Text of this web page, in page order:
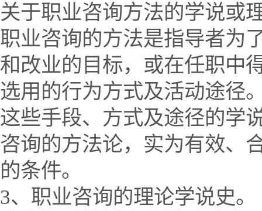
关于职业咨询方法的学说或
职业咨询的方法是指导者为
和改业的目标，或在任职中
选用的行为方式及活动途径
这些手段、方式及途径的学
咨询的方法论，实为有效、
的条件。
3、职业咨询的理论学说史。